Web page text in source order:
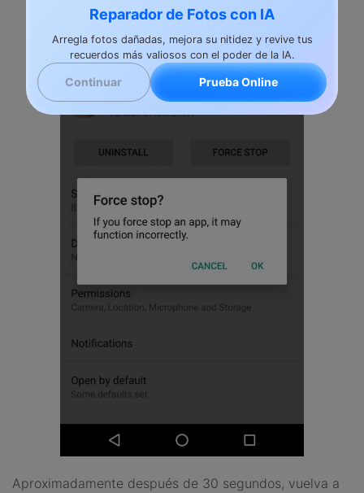
Reparador de Fotos con IA
Arregla fotos dañadas, mejora su nitidez y revive tus
recuerdos más valiosos con el poder de la IA.
Continuar Prueba Online
Aproximadamente después de 30 segundos, vuelva a